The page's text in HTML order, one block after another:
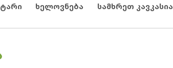
ხელოვნება სამხრეთ კავკასია